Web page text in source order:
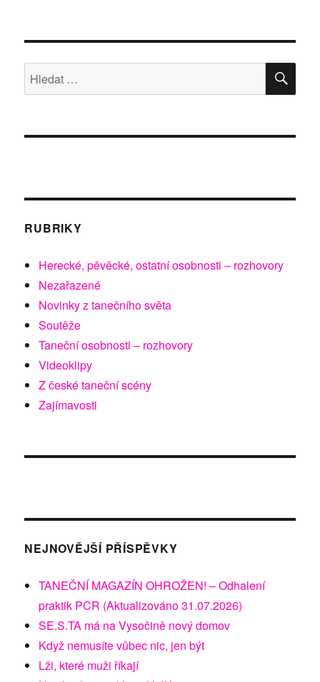
Hledat:
RUBRIKY
Herecké, pěvěcké, ostatní osobnosti – rozhovory
Nezařazené
Novinky z tanečního světa
Soutěže
Taneční osobnosti – rozhovory
Videoklipy
Z české taneční scény
Zajímavosti
NEJNOVĚJŠÍ PŘÍSPĚVKY
TANEČNÍ MAGAZÍN OHROŽEN! – Odhalení
praktik PCR (Aktualizováno 31.07.2026)
SE.S.TA má na Vysočině nový domov
Když nemusíte vůbec nic, jen být
Lži, které muži říkají